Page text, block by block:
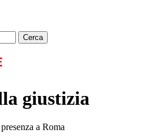
giustizia
a Roma